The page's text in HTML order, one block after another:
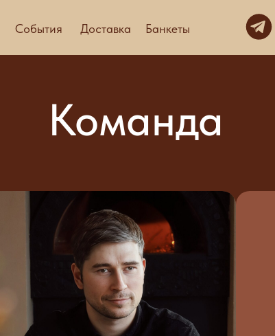
События Банкеты
Доставка
Команда